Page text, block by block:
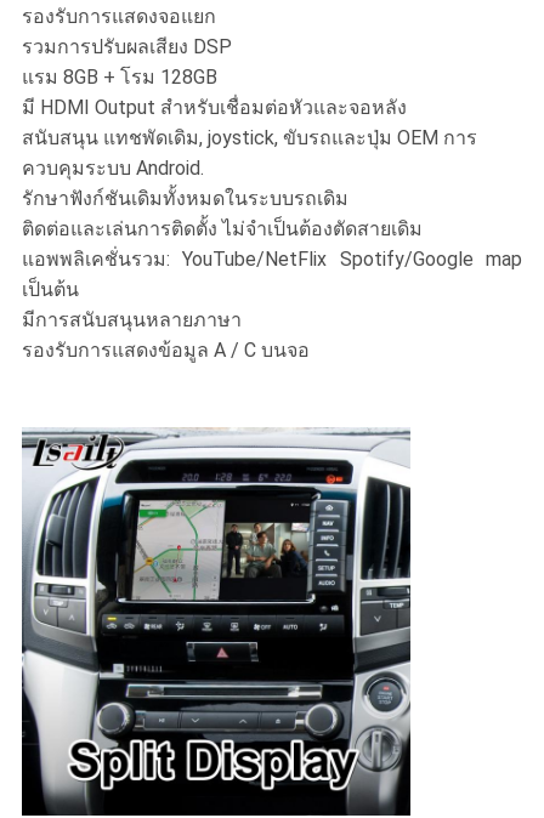
รองรับการแสดงจอแยก
รวมการปรับผลเสียง DSP
แรม 8GB + โรม 128GB
มี HDMI Output สําหรับเชื่อมต่อหัวและจอหลัง
สนับสนุน แทชพัดเดิม, joystick, ขับรถและปุ่ม OEM การ
ควบคุมระบบ Android.
รักษาฟังก์ชันเดิมทั้งหมดในระบบรถเดิม
ติดต่อและเล่นการติดตั้ง ไม่จําเป็นต้องตัดสายเดิม
แอพพลิเคชั่นรวม: YouTube/NetFlix Spotify/Google map
เป็นต้น
มีการสนับสนุนหลายภาษา
รองรับการแสดงข้อมูล A / C บนจอ